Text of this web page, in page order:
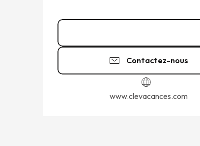
Contactez-nous
www.clevacances.com